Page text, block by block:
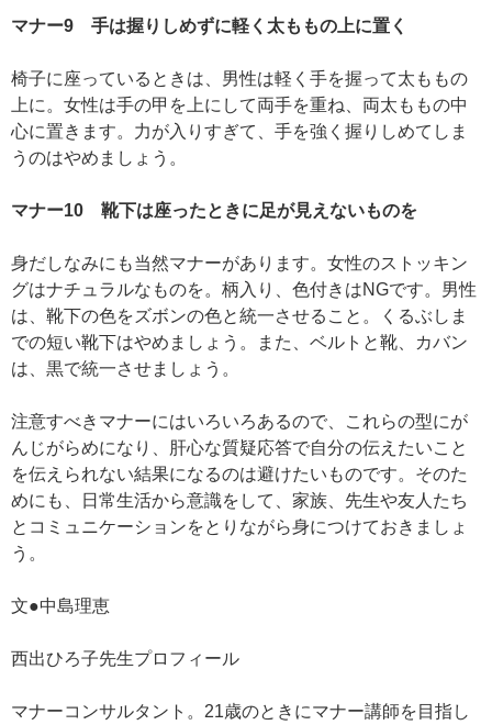
マナー9 手は握りしめずに軽く太ももの上に置く
椅子に座っているときは、男性は軽く手を握って太ももの
上に。女性は手の甲を上にして両手を重ね、両太ももの中
心に置きます。力が入りすぎて、手を強く握りしめてしま
うのはやめましょう。
マナー10 靴下は座ったときに足が見えないものを
身だしなみにも当然マナーがあります。女性のストッキン
グはナチュラルなものを。柄入り、色付きはNGです。男性
は、靴下の色をズボンの色と統一させること。くるぶしま
での短い靴下はやめましょう。また、ベルトと靴、カバン
は、黒で統一させましょう。
注意すべきマナーにはいろいろあるので、これらの型にが
んじがらめになり、肝心な質疑応答で自分の伝えたいこと
を伝えられない結果になるのは避けたいものです。そのた
めにも、日常生活から意識をして、家族、先生や友人たち
とコミュニケーションをとりながら身につけておきましょ
う。
文●中島理恵
西出ひろ子先生プロフィール
マナーコンサルタント。21歳のときにマナー講師を目指し